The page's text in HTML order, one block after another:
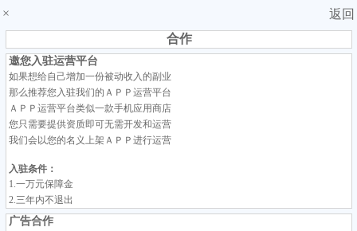
×
返回
合作
邀您入驻运营平台
如果想给自己增加一份被动收入的副业
那么推荐您入驻我们的ＡＰＰ运营平台
ＡＰＰ运营平台类似一款手机应用商店
您只需要提供资质即可无需开发和运营
我们会以您的名义上架ＡＰＰ进行运营
入驻条件：
1.一万元保障金
2.三年内不退出
广告合作